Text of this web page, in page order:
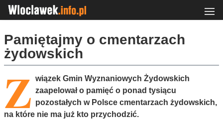
Pamiętajmy o cmentarzach
żydowskich
Z wiązek Gmin Wyznaniowych Żydowskich
zaapelował o pamięć o ponad tysiącu
pozostałych w Polsce cmentarzach żydowskich,
na które nie ma już kto przychodzić.